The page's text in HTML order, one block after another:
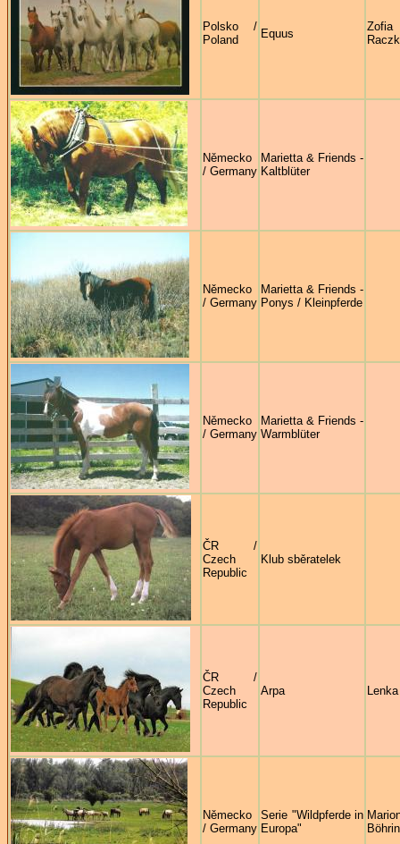
Polsko /
Poland
Equus
Zofia
Německo
/ Germany
Marietta & Friends -
Kaltblüter
Německo
/ Germany
Marietta & Friends -
Ponys / Kleinpferde
Německo
/ Germany
Marietta & Friends -
Warmblüter
ČR /
Czech
Republic
Klub sběratelek
ČR /
Czech
Republic
Arpa
Německo
/ Germany
Serie "Wildpferde in
Europa"